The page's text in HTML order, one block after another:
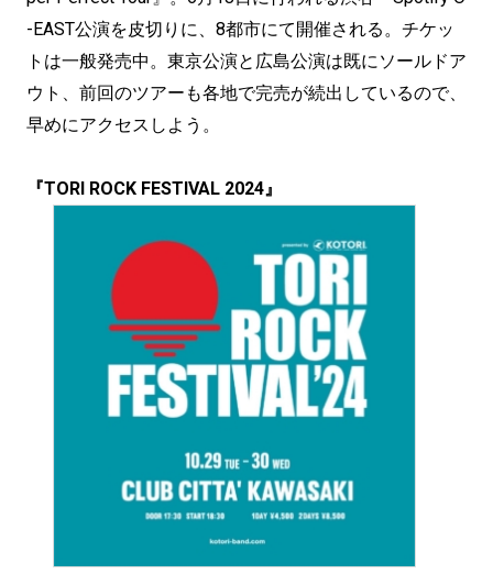
-EAST公演を皮切りに、8都市にて開催される。チケッ
トは一般発売中。東京公演と広島公演は既にソールドア
ウト、前回のツアーも各地で完売が続出しているので、
早めにアクセスしよう。
『TORI ROCK FESTIVAL 2024』